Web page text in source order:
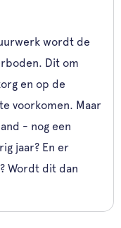
wordt de
Dit om
en op de
voorkomen. Maar
- nog een
jaar? En er
Wordt dit dan